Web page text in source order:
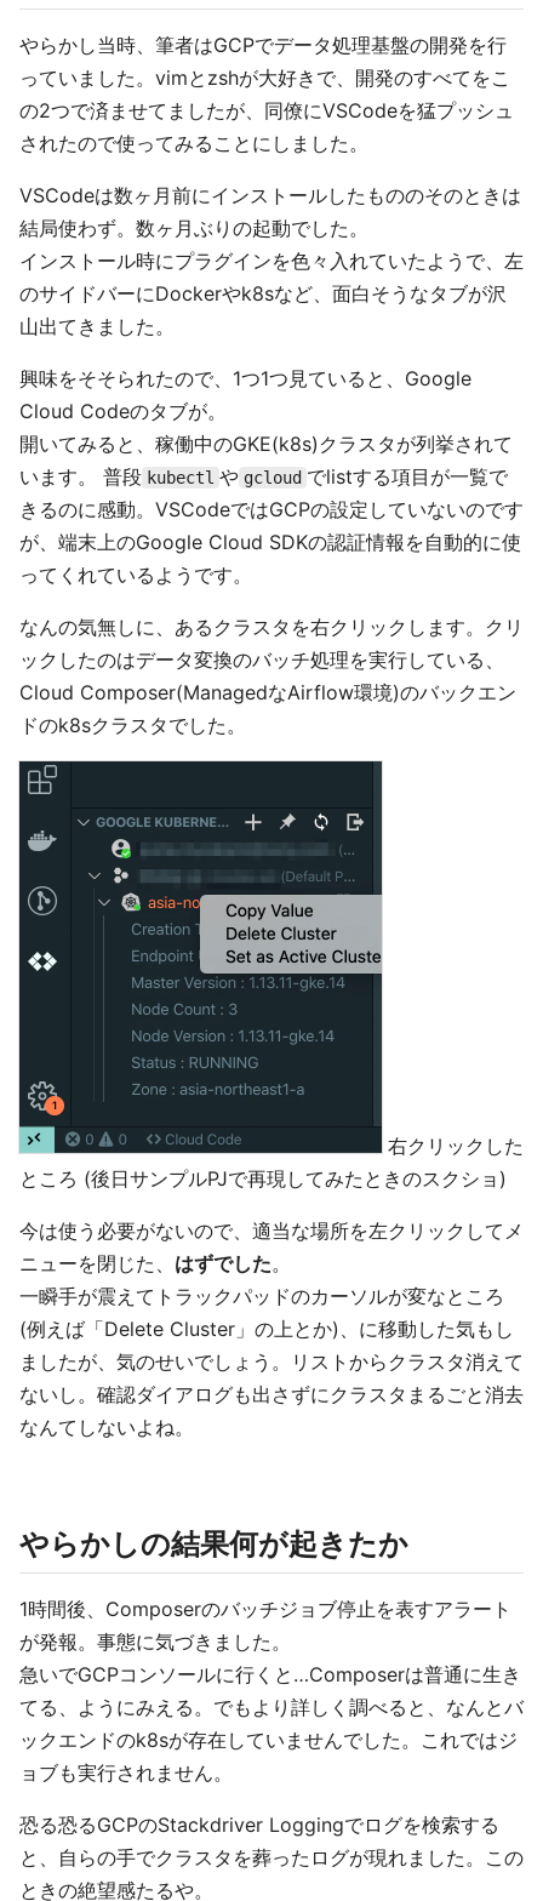
やらかし当時、筆者はGCPでデータ処理基盤の開発を行
っていました。vimとzshが大好きで、開発のすべてをこ
の2つで済ませてましたが、同僚にVSCodeを猛プッシュ
されたので使ってみることにしました。
VSCodeは数ヶ月前にインストールしたもののそのときは
結局使わず。数ヶ月ぶりの起動でした。
インストール時にプラグインを色々入れていたようで、左
のサイドバーにDockerやk8sなど、面白そうなタブが沢
山出てきました。
興味をそそられたので、1つ1つ見ていると、Google
Cloud Codeのタブが。
開いてみると、稼働中のGKE(k8s)クラスタが列挙されて
います。 普段 kubectl や gcloud でlistする項目が一覧で
きるのに感動。VSCodeではGCPの設定していないのです
が、端末上のGoogle Cloud SDKの認証情報を自動的に使
ってくれているようです。
なんの気無しに、あるクラスタを右クリックします。クリ
ックしたのはデータ変換のバッチ処理を実行している、
Cloud Composer(ManagedなAirflow環境)のバックエン
ドのk8sクラスタでした。
右クリックした
ところ (後日サンプルPJで再現してみたときのスクショ)
今は使う必要がないので、適当な場所を左クリックしてメ
ニューを閉じた、 はずでした。
一瞬手が震えてトラックパッドのカーソルが変なところ
(例えば「Delete Cluster」の上とか)、に移動した気もし
ましたが、気のせいでしょう。リストからクラスタ消えて
ないし。確認ダイアログも出さずにクラスタまるごと消去
なんてしないよね。
やらかしの結果何が起きたか
1時間後、Composerのバッチジョブ停止を表すアラート
が発報。事態に気づきました。
急いでGCPコンソールに行くと…Composerは普通に生き
てる、ようにみえる。でもより詳しく調べると、なんとバ
ックエンドのk8sが存在していませんでした。これではジ
ョブも実行されません。
恐る恐るGCPのStackdriver Loggingでログを検索する
と、自らの手でクラスタを葬ったログが現れました。この
ときの絶望感たるや。